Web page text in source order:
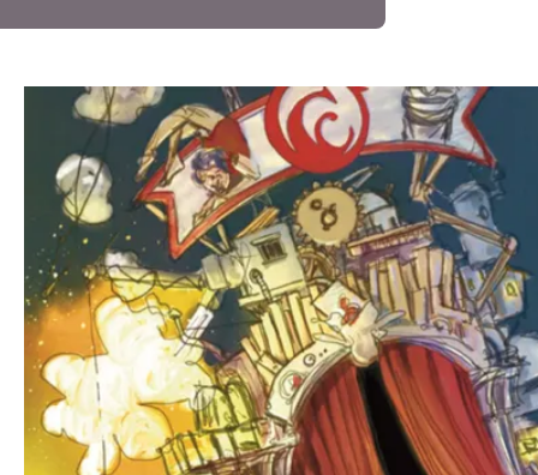
Venez découvrir avec nous le
travail effectué tout au long de
l’année par plus de 160 élèves de
l’école de cirque Circosphère de
Delémont.
Cette année, les élèves de l’école de cirque ont le
plaisir de vous faire voyager à travers le monde des
rêves. Les travailleurs de la machine à voyager dans